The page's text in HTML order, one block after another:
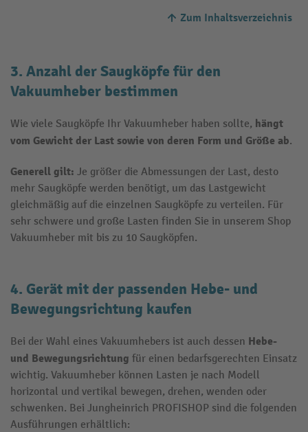
Zum Inhaltsverzeichnis
3. Anzahl der Saugköpfe für den
Vakuumheber bestimmen
Wie viele Saugköpfe Ihr Vakuumheber haben sollte, hängt
vom Gewicht der Last sowie von deren Form und Größe ab.
Generell gilt: Je größer die Abmessungen der Last, desto
mehr Saugköpfe werden benötigt, um das Lastgewicht
gleichmäßig auf die einzelnen Saugköpfe zu verteilen. Für
sehr schwere und große Lasten finden Sie in unserem Shop
Vakuumheber mit bis zu 10 Saugköpfen.
4. Gerät mit der passenden Hebe- und
Bewegungsrichtung kaufen
Bei der Wahl eines Vakuumhebers ist auch dessen Hebe-
und Bewegungsrichtung für einen bedarfsgerechten Einsatz
wichtig. Vakuumheber können Lasten je nach Modell
horizontal und vertikal bewegen, drehen, wenden oder
schwenken. Bei Jungheinrich PROFISHOP sind die folgenden
Ausführungen erhältlich: